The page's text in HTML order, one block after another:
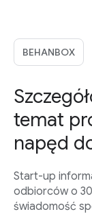
BEHANBOX
temat
napęd
Start-up
odbiorców o
świadomość